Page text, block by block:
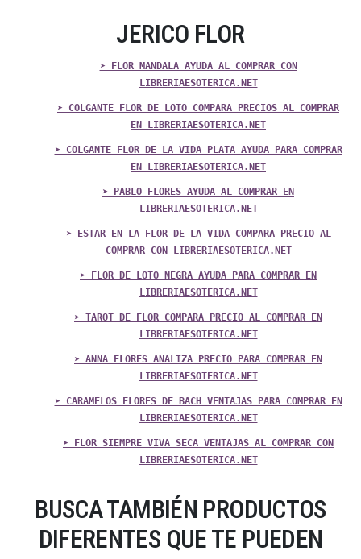
JERICO FLOR
➤ FLOR MANDALA AYUDA AL COMPRAR CON
LIBRERIAESOTERICA.NET
➤ COLGANTE FLOR DE LOTO COMPARA PRECIOS AL COMPRAR
EN LIBRERIAESOTERICA.NET
➤ COLGANTE FLOR DE LA VIDA PLATA AYUDA PARA COMPRAR
EN LIBRERIAESOTERICA.NET
➤ PABLO FLORES AYUDA AL COMPRAR EN
LIBRERIAESOTERICA.NET
➤ ESTAR EN LA FLOR DE LA VIDA COMPARA PRECIO AL
COMPRAR CON LIBRERIAESOTERICA.NET
➤ FLOR DE LOTO NEGRA AYUDA PARA COMPRAR EN
LIBRERIAESOTERICA.NET
➤ TAROT DE FLOR COMPARA PRECIO AL COMPRAR EN
LIBRERIAESOTERICA.NET
➤ ANNA FLORES ANALIZA PRECIO PARA COMPRAR EN
LIBRERIAESOTERICA.NET
➤ CARAMELOS FLORES DE BACH VENTAJAS PARA COMPRAR EN
LIBRERIAESOTERICA.NET
➤ FLOR SIEMPRE VIVA SECA VENTAJAS AL COMPRAR CON
LIBRERIAESOTERICA.NET
BUSCA TAMBIÉN PRODUCTOS
DIFERENTES QUE TE PUEDEN